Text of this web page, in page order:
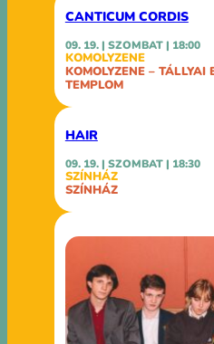
CANTICUM CORDIS
09. 19. | SZOMBAT | 18:00
KOMOLYZENE
KOMOLYZENE – TÁLLYAI
TEMPLOM
HAIR
09. 19. | SZOMBAT | 18:30
SZÍNHÁZ
SZÍNHÁZ